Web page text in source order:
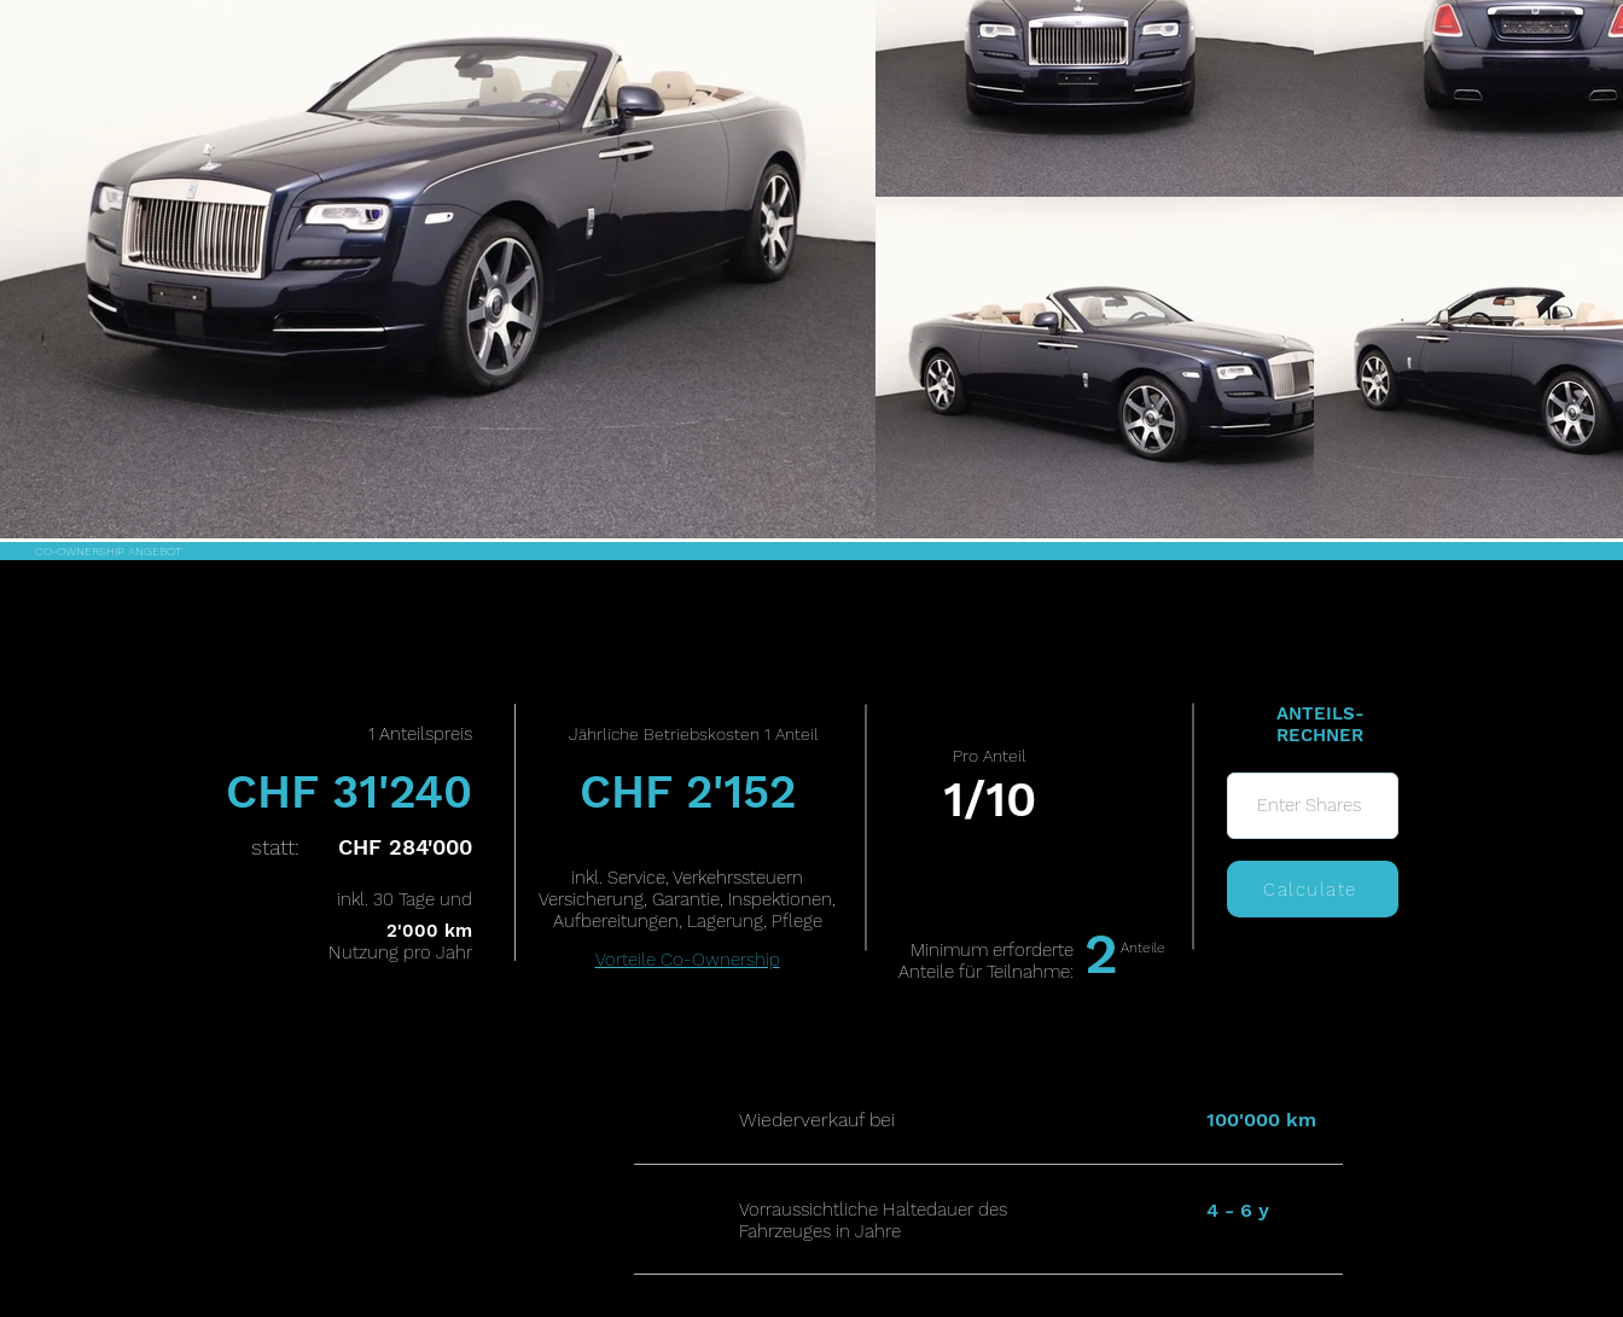
CO-OWNERSHIP ANGEBOT
1 Anteilspreis Jährliche Betriebskosten 1 Anteil
CHF 31'240 CHF 2'152
statt: CHF 284'000
1/10
Pro Anteil
inkl. 30 Tage und
inkl. Service, Verkehrssteuern
Versicherung, Garantie, Inspektionen,
Aufbereitungen, Lagerung, Pflege
Vorteile Co-Ownership
Minimum erforderte
Anteile für Teilnahme:
2'000 km
Nutzung pro Jahr
2 Anteile
Calculate
ANTEILS-
RECHNER
Wiederverkauf bei 100'000 km
Vorraussichtliche Haltedauer des
Fahrzeuges in Jahre
4 - 6 y